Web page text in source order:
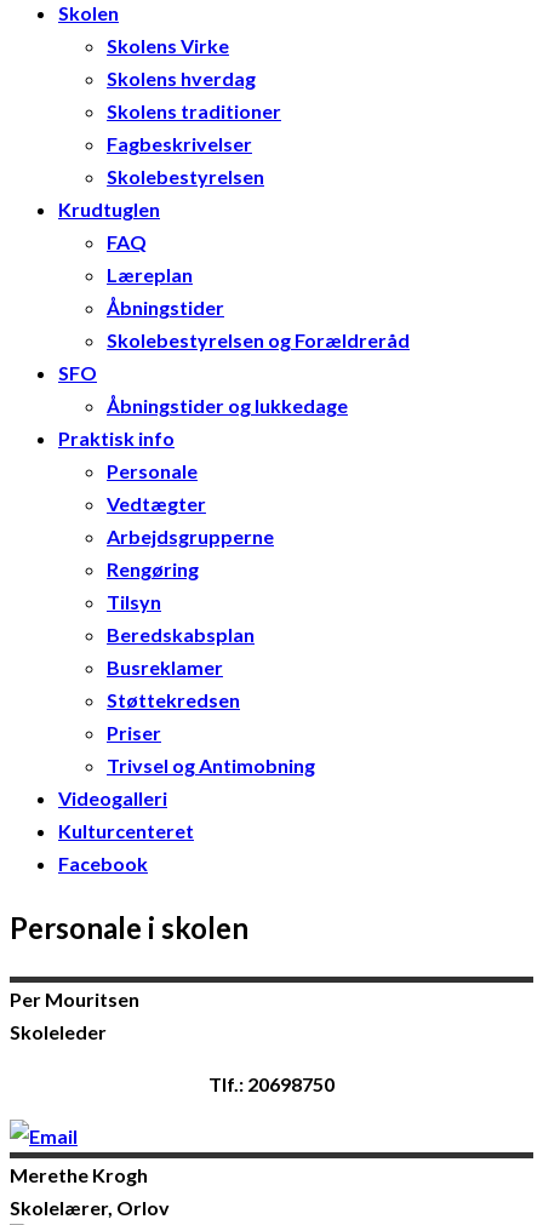
Skolen
Skolens Virke
Skolens hverdag
Skolens traditioner
Fagbeskrivelser
Skolebestyrelsen
Krudtuglen
FAQ
Læreplan
Åbningstider
Skolebestyrelsen og Forældreråd
SFO
Åbningstider og lukkedage
Praktisk info
Personale
Vedtægter
Arbejdsgrupperne
Rengøring
Tilsyn
Beredskabsplan
Busreklamer
Støttekredsen
Priser
Trivsel og Antimobning
Videogalleri
Kulturcenteret
Facebook
Personale i skolen
Per Mouritsen
Skoleleder
Tlf.: 20698750
Merethe Krogh
Skolelærer, Orlov